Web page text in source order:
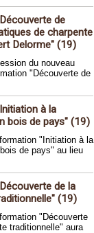
de
de charpente
Delorme" (19)
du nouveau
"Découverte de
à la
bois de pays" (19)
"Initiation à la
de pays" au lieu
de la
(19)
"Découverte
traditionnelle" aura